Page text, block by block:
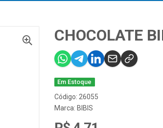
CHOCOLATE
Em Estoque
Código: 26055
Marca: BIBIS